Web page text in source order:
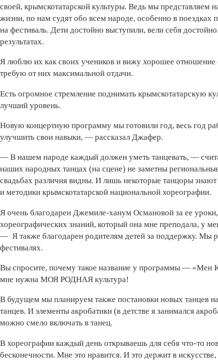
своей, крымскотатарской культуры. Ведь мы
жизни, по нам судят обо всем народе, особенно в
на фестиваль. Дети достойно выступили, вели себя
результатах.
Я люблю их как своих учеников и вижу хорошее отношение
требую от них максимальной отдачи.
Есть огромное стремление поднимать крымскотатарскую
лучший уровень.
Новую концертную программу мы готовили год, весь год
улучшить свои навыки, — рассказал Джафер.
— В нашем народе каждый должен уметь танцевать, —
наших народных танцах (на сцене) не заметны
свадьбах различия видны. И лишь некоторые танцоры
и методики крымскотатарской национальной хореографии.
Я очень благодарен Джемиле-ханум Османовой за ее уроки,
хореографических знаний, который она мне преподала, у
— Я также благодарен родителям детей за поддержку. Мы
фестивалях.
Вы спросите, почему такое название у программы —
мне нужна МОЯ РОДНАЯ культура!
В будущем мы планируем также постановки новых танцев
танцев. И элементы акробатики (в детстве я занимался
можно смело включать в танец.
В хореографии каждый день открываешь для себя что-то
бесконечности. Мне это нравится. И это держит в